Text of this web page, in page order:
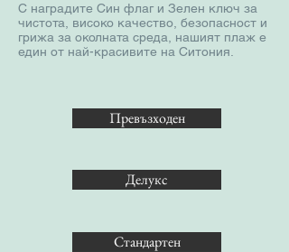
С наградите Син флаг и Зелен ключ за
чистота, високо качество, безопасност и
грижа за околната среда, нашият плаж е
един от най-красивите на Ситония.
Превъзходен
Делукс
Стандартен